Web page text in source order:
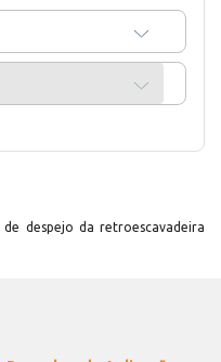
despejo da retroescavadeira